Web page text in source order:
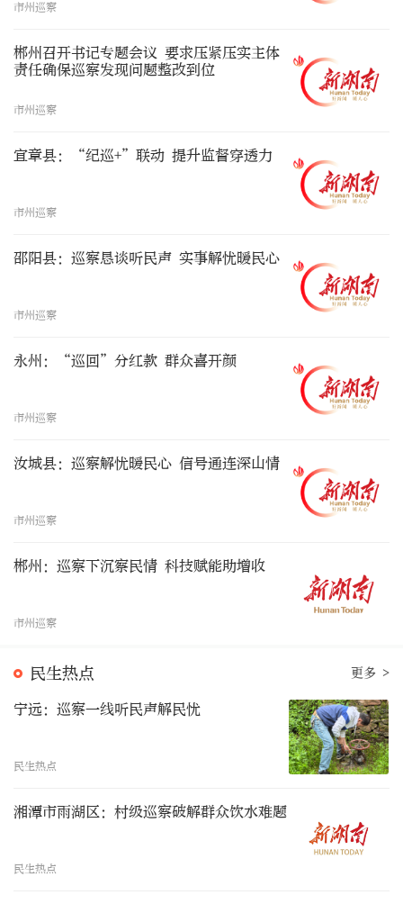
市州巡察
郴州召开书记专题会议 要求压紧压实主体
责任确保巡察发现问题整改到位
市州巡察
宜章县：“纪巡+”联动 提升监督穿透力
市州巡察
邵阳县：巡察恳谈听民声 实事解忧暖民心
市州巡察
永州：“巡回”分红款 群众喜开颜
市州巡察
汝城县：巡察解忧暖民心 信号通连深山情
市州巡察
郴州：巡察下沉察民情 科技赋能助增收
市州巡察
民生热点 更多 >
宁远：巡察一线听民声解民忧
民生热点
湘潭市雨湖区：村级巡察破解群众饮水难题
民生热点